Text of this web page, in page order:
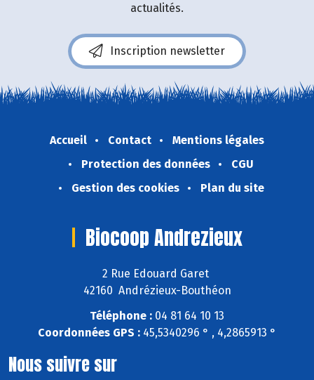
actualités.
Inscription newsletter
Accueil Contact
Mentions légales
Protection des données
CGU
Gestion des cookies
Plan du site
Biocoop Andrezieux
2 Rue Edouard Garet
42160 Andrézieux-Bouthéon
Téléphone : 04 81 64 10 13
Coordonnées GPS : 45,5340296 ° , 4,2865913 °
Nous suivre sur